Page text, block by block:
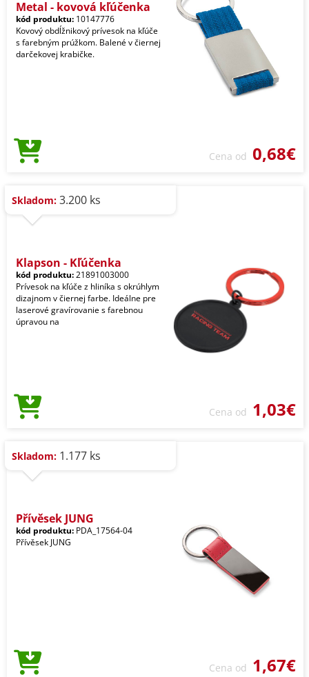
Metal - kovová kľúčenka
kód produktu: 10147776
Kovový obdĺžnikový prívesok na kľúče
s farebným prúžkom. Balené v čiernej
darčekovej krabičke.
Cena od 0,68€
Skladom: 3.200 ks
Klapson - Kľúčenka
kód produktu:21891003000
Prívesok na kľúče z hliníka s okrúhlym
dizajnom v čiernej farbe. Ideálne pre
laserové gravírovanie s farebnou
úpravou na
Cena od 1,03€
Skladom: 1.177 ks
Přívěsek JUNG
kód produktu: PDA_17564-04
Přívěsek JUNG
Cena od 1,67€